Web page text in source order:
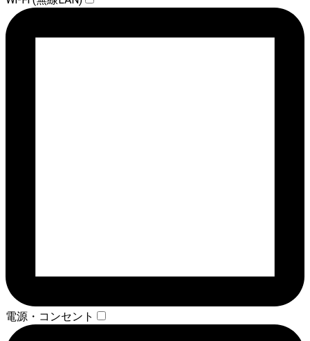
電源・コンセント